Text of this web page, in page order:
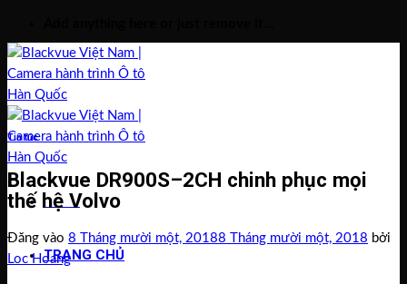
qua
nội
dung
Menu
TRANG CHỦ
Tin tức
Blackvue DR900S–2CH chinh phục mọi
thế hệ Volvo
Đăng vào 8 Tháng mười một, 20188 Tháng mười một, 2018 bởi
Loc Hoang